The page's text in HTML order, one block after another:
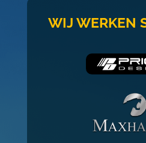
WIJ WERKEN